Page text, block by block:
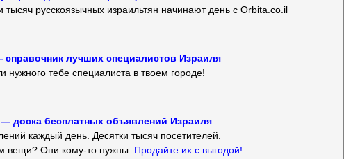
тысяч русскоязычных израильтян начинают день с Orbita.co.il
лучших специалистов Израиля
нужного тебе специалиста в твоем городе!
доска бесплатных объявлений Израиля
каждый день. Десятки тысяч посетителей.
вещи? Они кому-то нужны. Продайте их с выгодой!